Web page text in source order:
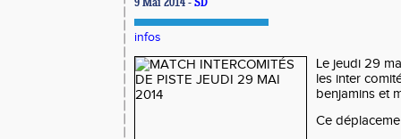
9 Mai 2014 - SD
infos
Le jeudi 29
les inter
benjamins et
Ce